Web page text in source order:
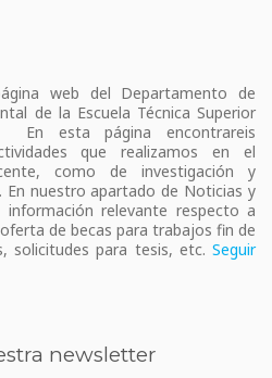
web del Departamento de
de la Escuela Técnica Superior
En esta página encontrareis
que realizamos en el
como de investigación y
En nuestro apartado de Noticias y
información relevante respecto a
de becas para trabajos fin de
solicitudes para tesis, etc. Seguir
newsletter